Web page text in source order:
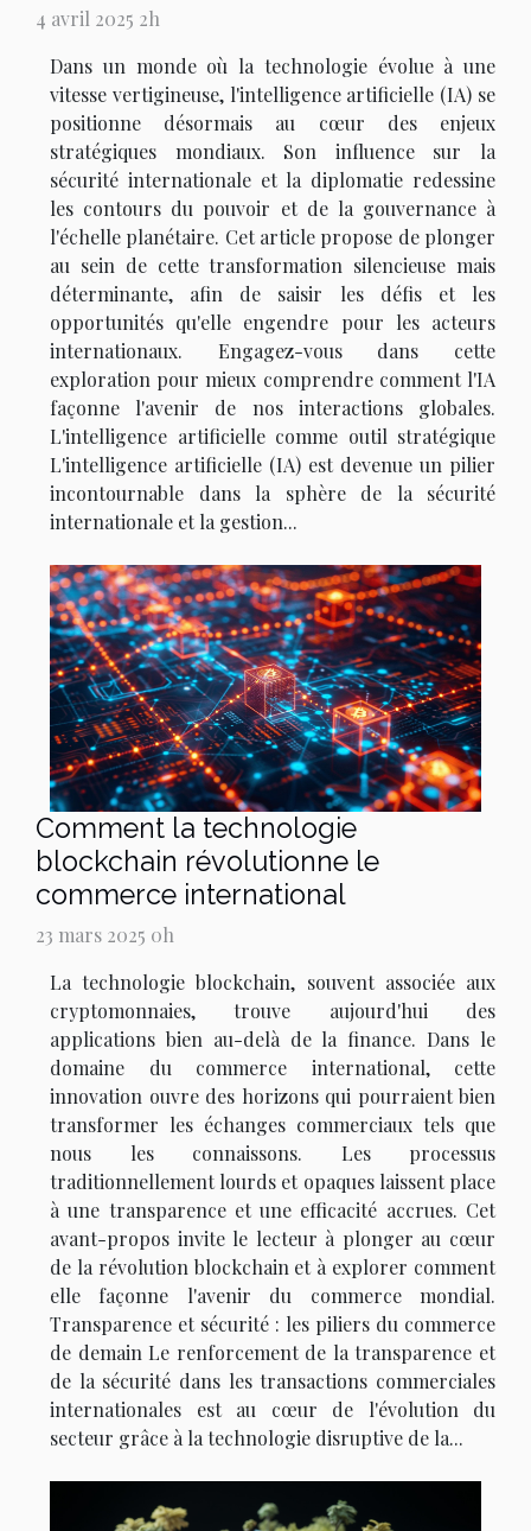
4 avril 2025 2h
Dans un monde où la technologie évolue à une
vitesse vertigineuse, l'intelligence artificielle (IA) se
positionne désormais au cœur des enjeux
stratégiques mondiaux. Son influence sur la
sécurité internationale et la diplomatie redessine
les contours du pouvoir et de la gouvernance à
l'échelle planétaire. Cet article propose de plonger
au sein de cette transformation silencieuse mais
déterminante, afin de saisir les défis et les
opportunités qu'elle engendre pour les acteurs
internationaux. Engagez-vous dans cette
exploration pour mieux comprendre comment l'IA
façonne l'avenir de nos interactions globales.
L'intelligence artificielle comme outil stratégique
L'intelligence artificielle (IA) est devenue un pilier
incontournable dans la sphère de la sécurité
internationale et la gestion...
Comment la technologie
blockchain révolutionne le
commerce international
23 mars 2025 0h
La technologie blockchain, souvent associée aux
cryptomonnaies, trouve aujourd'hui des
applications bien au-delà de la finance. Dans le
domaine du commerce international, cette
innovation ouvre des horizons qui pourraient bien
transformer les échanges commerciaux tels que
nous les connaissons. Les processus
traditionnellement lourds et opaques laissent place
à une transparence et une efficacité accrues. Cet
avant-propos invite le lecteur à plonger au cœur
de la révolution blockchain et à explorer comment
elle façonne l'avenir du commerce mondial.
Transparence et sécurité : les piliers du commerce
de demain Le renforcement de la transparence et
de la sécurité dans les transactions commerciales
internationales est au cœur de l'évolution du
secteur grâce à la technologie disruptive de la...